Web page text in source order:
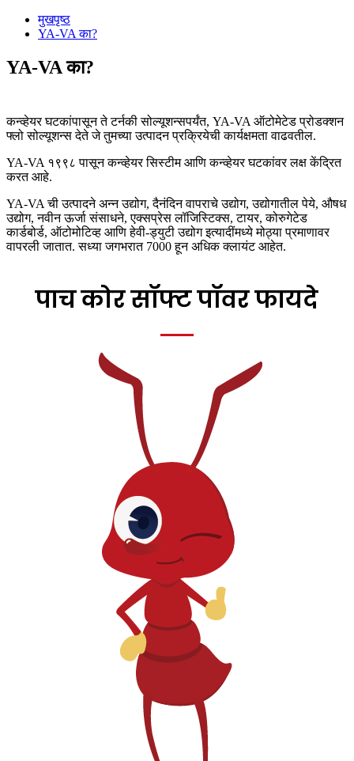
मुखपृष्ठ
YA-VA का?
YA-VA का?
कन्व्हेयर घटकांपासून ते टर्नकी सोल्यूशन्सपर्यंत, YA-VA ऑटोमेटेड प्रोडक्शन
फ्लो सोल्यूशन्स देते जे तुमच्या उत्पादन प्रक्रियेची कार्यक्षमता वाढवतील.
YA-VA १९९८ पासून कन्व्हेयर सिस्टीम आणि कन्व्हेयर घटकांवर लक्ष केंद्रित
करत आहे.
YA-VA ची उत्पादने अन्न उद्योग, दैनंदिन वापराचे उद्योग, उद्योगातील पेये, औषध
उद्योग, नवीन ऊर्जा संसाधने, एक्सप्रेस लॉजिस्टिक्स, टायर, कोरुगेटेड
कार्डबोर्ड, ऑटोमोटिव्ह आणि हेवी-ड्युटी उद्योग इत्यादींमध्ये मोठ्या प्रमाणावर
वापरली जातात. सध्या जगभरात 7000 हून अधिक क्लायंट आहेत.
पाच कोर सॉफ्ट पॉवर फायदे